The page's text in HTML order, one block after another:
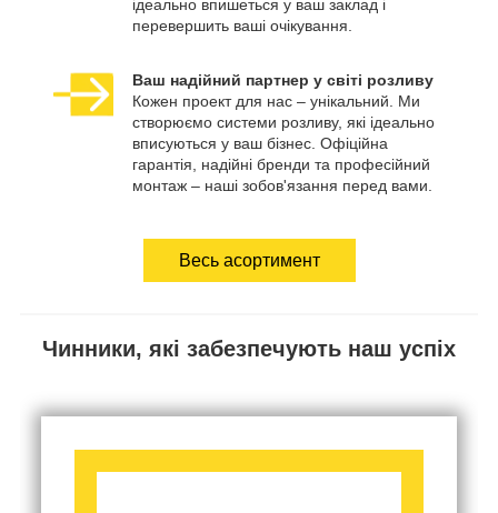
ідеально впишеться у ваш заклад і
перевершить ваші очікування.
Ваш надійний партнер у світі розливу
Кожен проект для нас – унікальний. Ми
створюємо системи розливу, які ідеально
вписуються у ваш бізнес. Офіційна
гарантія, надійні бренди та професійний
монтаж – наші зобов'язання перед вами.
Весь асортимент
Чинники, які забезпечують наш успіх